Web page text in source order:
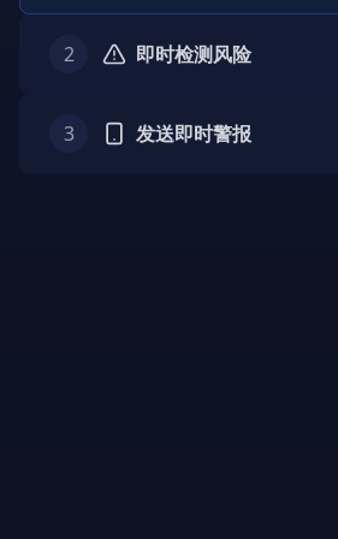
2 即时检测风险
3 发送即时警报